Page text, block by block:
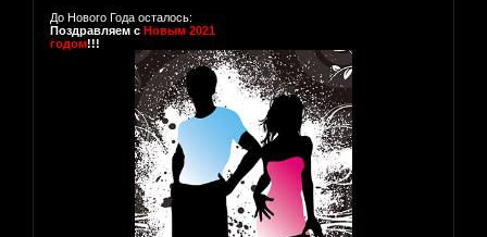
До Нового Года осталось:
Поздравляем с Новым 2021
годом!!!